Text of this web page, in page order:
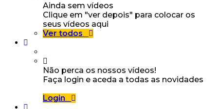
Ainda sem vídeos
Clique em "ver depois" para colocar os
seus vídeos aqui
Ver todos
Não perca os nossos vídeos!
Faça login e aceda a todas as novidades
Login